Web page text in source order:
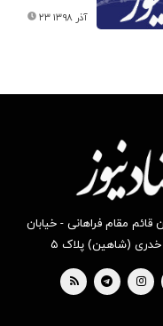
۲۳ آذر ۱۳۹۸
قائم مقام فراهانی - خیابان
(شاهین) پلاک ۵